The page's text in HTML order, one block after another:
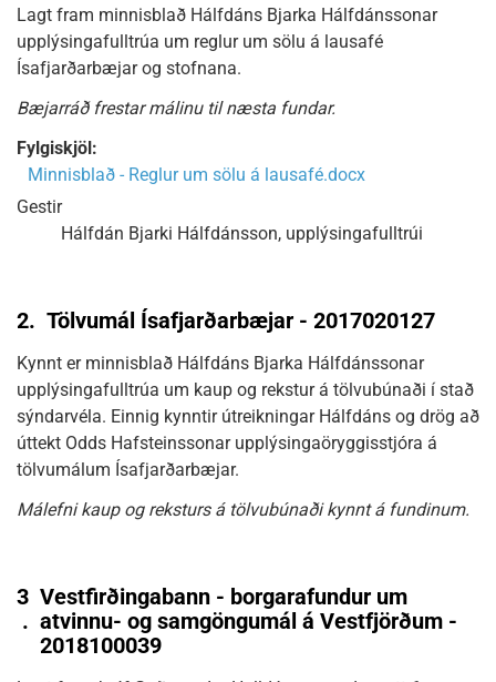
Lagt fram minnisblað Hálfdáns Bjarka Hálfdánssonar
upplýsingafulltrúa um reglur um sölu á lausafé
Ísafjarðarbæjar og stofnana.
Bæjarráð frestar málinu til næsta fundar.
Fylgiskjöl:
Minnisblað - Reglur um sölu á lausafé.docx
Gestir
Hálfdán Bjarki Hálfdánsson, upplýsingafulltrúi
2. Tölvumál Ísafjarðarbæjar - 2017020127
Kynnt er minnisblað Hálfdáns Bjarka Hálfdánssonar
upplýsingafulltrúa um kaup og rekstur á tölvubúnaði í stað
sýndarvéla. Einnig kynntir útreikningar Hálfdáns og drög að
úttekt Odds Hafsteinssonar upplýsingaöryggisstjóra á
tölvumálum Ísafjarðarbæjar.
Málefni kaup og reksturs á tölvubúnaði kynnt á fundinum.
3
.
Vestfirðingabann - borgarafundur um
atvinnu- og samgöngumál á Vestfjörðum -
2018100039